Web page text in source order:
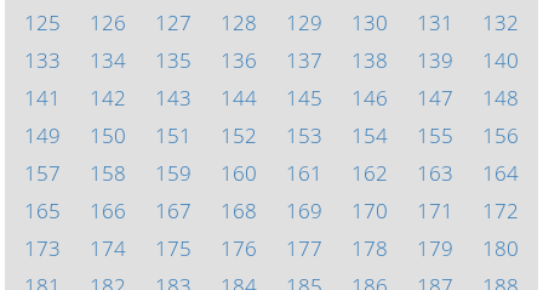
125
126 127 128 129 130 131
132
133
134 135 136 137 138 139
140
141
142 143 144 145 146 147
148
149
150 151 152 153 154 155
156
157
158 159 160 161 162 163
164
165
166 167 168 169 170 171
172
173
174 175 176 177 178 179
180